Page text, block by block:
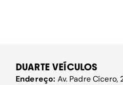
DUARTE VEÍCULOS
Endereço: Av. Padre